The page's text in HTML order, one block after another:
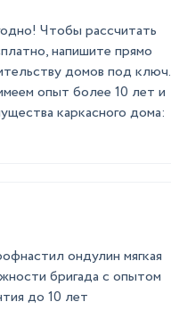
Чтобы рассчитать
напишите прямо
домов под ключ.
опыт более 10 лет и
каркасного дома:
ондулин мягкая
бригада с опытом
до 10 лет